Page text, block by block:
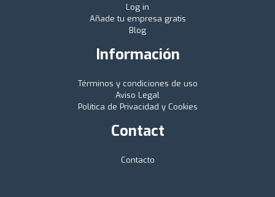
Log in
Añade tu empresa gratis
Blog
Información
Términos y condiciones de uso
Aviso Legal
Política de Privacidad y Cookies
Contact
Contacto